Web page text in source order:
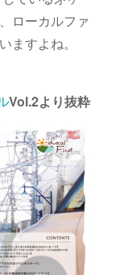
ローカルファ
ますよね。
Vol.2より抜粋